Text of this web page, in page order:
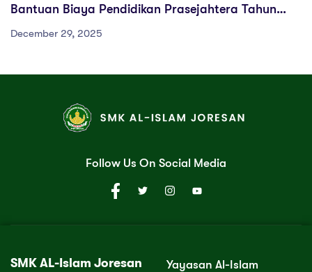
Bantuan Biaya Pendidikan Prasejahtera Tahun
December 29, 2025
Follow Us On Social Media
SMK AL-Islam Joresan Yayasan Al-Islam